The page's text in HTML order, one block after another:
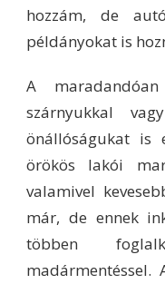
hozzám, de
példányokat is
A
szárnyukkal
önállóságukat is
örökös lakói
valamivel
már, de ennek
többen
madármentéssel.